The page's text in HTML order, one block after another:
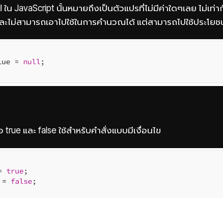
ใน JavaScript นั้นหมายถึงเป็นตัวแปรที่ไม่มีค่าใดๆเลย ไม่เท่
ละไม่สามารถเอาไปใช้ในการคำนวณได้ แต่สามารถไปใช้ประโย
true และ false ใช้สำหรับคำสั่งแบบมีเงื่อนไข